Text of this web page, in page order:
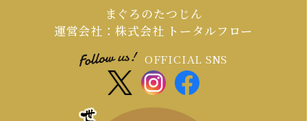
まぐろのたつじん
運営会社：株式会社 トータルフロー
OFFICIAL SNS